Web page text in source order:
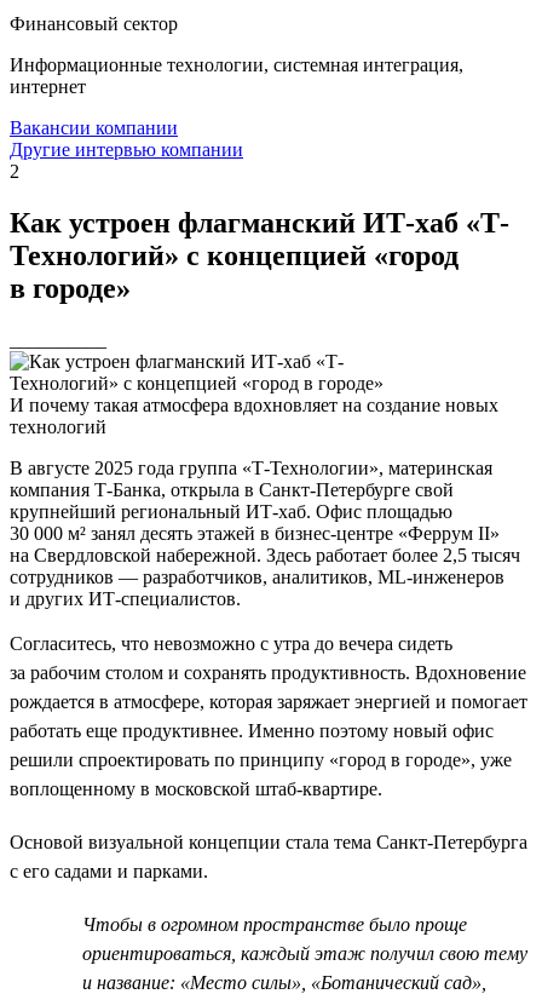
Финансовый сектор
Информационные технологии, системная интеграция,
интернет
Вакансии компании
Другие интервью компании
2
Как устроен флагманский ИТ-хаб «Т-
Технологий» с концепцией «город
в городе»
И почему такая атмосфера вдохновляет на создание новых
технологий
В августе 2025 года группа «Т-Технологии», материнская
компания Т-Банка, открыла в Санкт-Петербурге свой
крупнейший региональный ИТ-хаб. Офис площадью
30 000 м² занял десять этажей в бизнес-центре «Феррум II»
на Свердловской набережной. Здесь работает более 2,5 тысяч
сотрудников — разработчиков, аналитиков, ML-инженеров
и других ИТ-специалистов.
Согласитесь, что невозможно с утра до вечера сидеть
за рабочим столом и сохранять продуктивность. Вдохновение
рождается в атмосфере, которая заряжает энергией и помогает
работать еще продуктивнее. Именно поэтому новый офис
решили спроектировать по принципу «город в городе», уже
воплощенному в московской штаб-квартире.
Основой визуальной концепции стала тема Санкт-Петербурга
с его садами и парками.
Чтобы в огромном пространстве было проще
ориентироваться, каждый этаж получил свою тему
и название: «Место силы», «Ботанический сад»,